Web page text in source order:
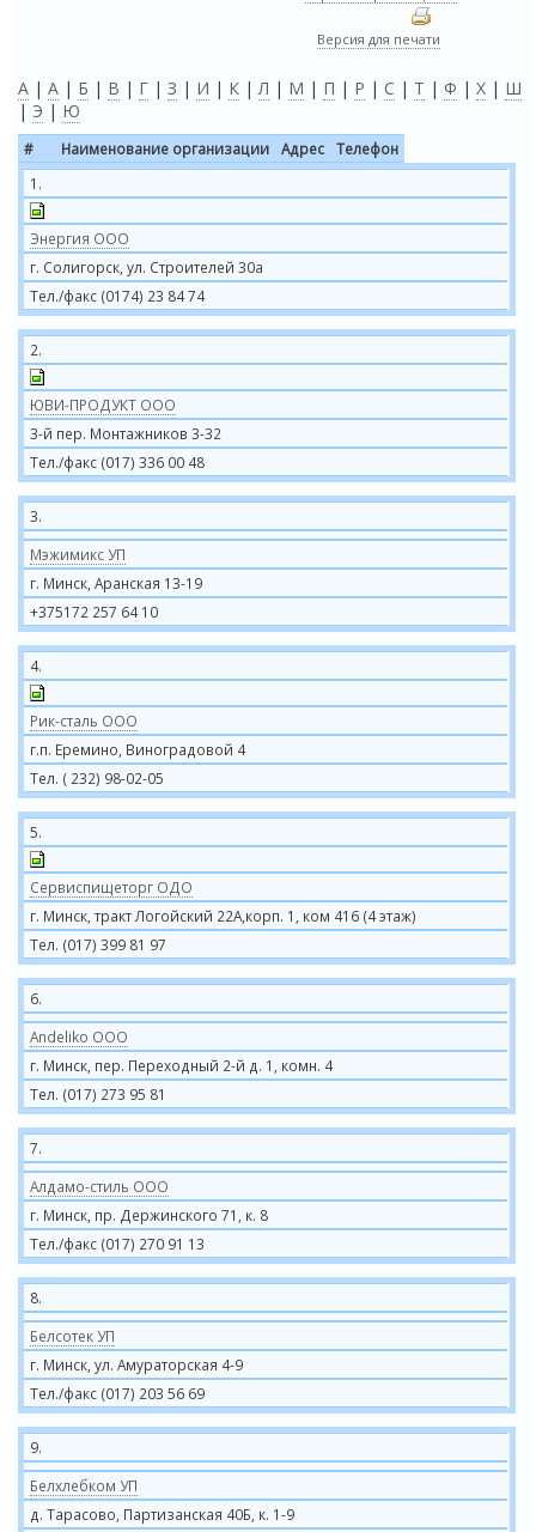
Версия для печати
A | А | Б | В | Г | З | И | К |Л | М | П | Р | С | Т | Ф | Х | Ш
| Э | Ю
# Наименование организации Адрес
Телефон
1.
Энергия ООО
г. Солигорск, ул. Строителей 30а
Тел./факс (0174) 23 84 74
2.
ЮВИ-ПРОДУКТ ООО
3-й пер. Монтажников 3-32
Тел./факс (017) 336 00 48
3.
Мэжимикс УП
г. Минск, Аранская 13-19
+375172 257 64 10
4.
Рик-сталь ООО
г.п. Еремино, Виноградовой 4
Тел. ( 232) 98-02-05
5.
Сервиспищеторг ОДО
г. Минск, тракт Логойский 22А,корп. 1, ком 416 (4 этаж)
Тел. (017) 399 81 97
6.
Andeliko ООО
г. Минск, пер. Переходный 2-й д. 1, комн. 4
Тел. (017) 273 95 81
7.
Алдамо-стиль ООО
г. Минск, пр. Держинского 71, к. 8
Тел./факс (017) 270 91 13
8.
Белсотек УП
г. Минск, ул. Амураторская 4-9
Тел./факс (017) 203 56 69
9.
Белхлебком УП
д. Тарасово, Партизанская 40Б, к. 1-9